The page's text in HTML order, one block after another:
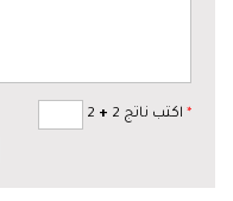
* اكتب ناتج 2 +